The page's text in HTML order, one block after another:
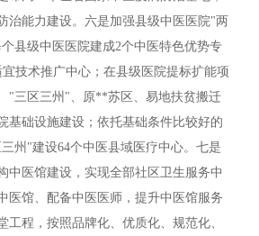
治能力建设。六是加强县级中医医院"两
县级中医医院建成2个中医特色优势专
技术推广中心；在县级医院提标扩能项
"三区三州"、原**苏区、易地扶贫搬迁
基础设施建设；依托基础条件比较好的
州"建设64个中医县域医疗中心。七是
中医馆建设，实现全部社区卫生服务中
医馆、配备中医医师，提升中医馆服务
工程，按照品牌化、优质化、规范化、